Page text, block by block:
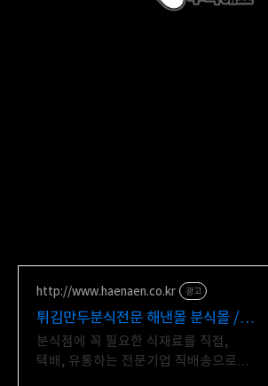
http://www.haenaen.co.kr 광고
튀김만두분식전문 해낸몰 분식몰 /
분식전문 쇼핑몰
분식점에 꼭 필요한 식재료를 직접,
택배, 유통하는 전문기업 직배송으로